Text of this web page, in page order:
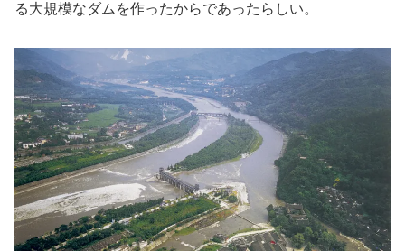
る大規模なダムを作ったからであったらしい。